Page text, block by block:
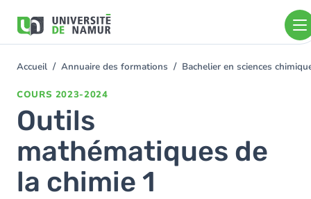
contenu
You
Accueil Annuaire des formations Bachelier en sciences
COURS 2023-2024
Outils
mathématiques de
la chimie 1